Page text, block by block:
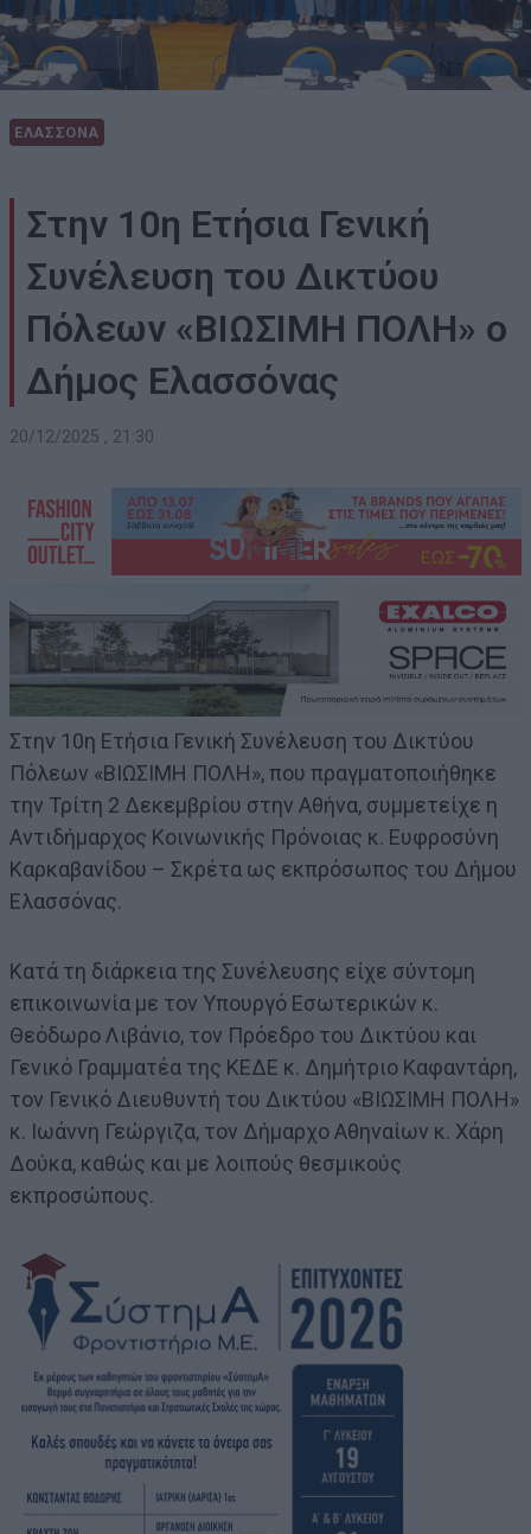
ΕΛΑΣΣΟΝΑ
Στην 10η Ετήσια Γενική
Συνέλευση του Δικτύου
Πόλεων «ΒΙΩΣΙΜΗ ΠΟΛΗ» ο
Δήμος Ελασσόνας
20/12/2025 , 21:30
Στην 10η Ετήσια Γενική Συνέλευση του Δικτύου
Πόλεων «ΒΙΩΣΙΜΗ ΠΟΛΗ», που πραγματοποιήθηκε
την Τρίτη 2 Δεκεμβρίου στην Αθήνα, συμμετείχε η
Αντιδήμαρχος Κοινωνικής Πρόνοιας κ. Ευφροσύνη
Καρκαβανίδου – Σκρέτα ως εκπρόσωπος του Δήμου
Ελασσόνας.
Κατά τη διάρκεια της Συνέλευσης είχε σύντομη
επικοινωνία με τον Υπουργό Εσωτερικών κ.
Θεόδωρο Λιβάνιο, τον Πρόεδρο του Δικτύου και
Γενικό Γραμματέα της ΚΕΔΕ κ. Δημήτριο Καφαντάρη,
τον Γενικό Διευθυντή του Δικτύου «ΒΙΩΣΙΜΗ ΠΟΛΗ»
κ. Ιωάννη Γεώργιζα, τον Δήμαρχο Αθηναίων κ. Χάρη
Δούκα, καθώς και με λοιπούς θεσμικούς
εκπροσώπους.